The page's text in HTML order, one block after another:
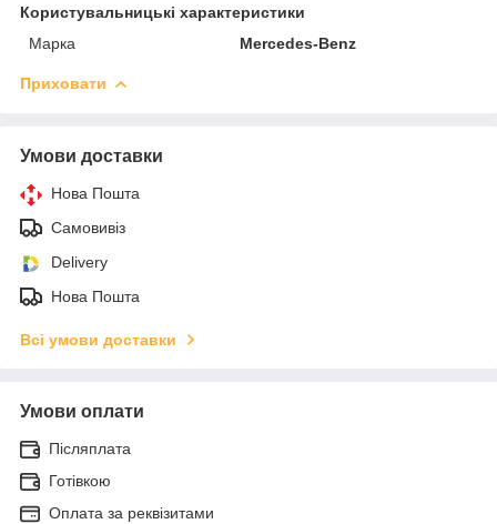
Користувальницькі характеристики
Марка
Mercedes-Benz
Приховати
Умови доставки
Нова Пошта
Самовивіз
Delivery
Нова Пошта
Всі умови доставки
Умови оплати
Післяплата
Готівкою
Оплата за реквізитами